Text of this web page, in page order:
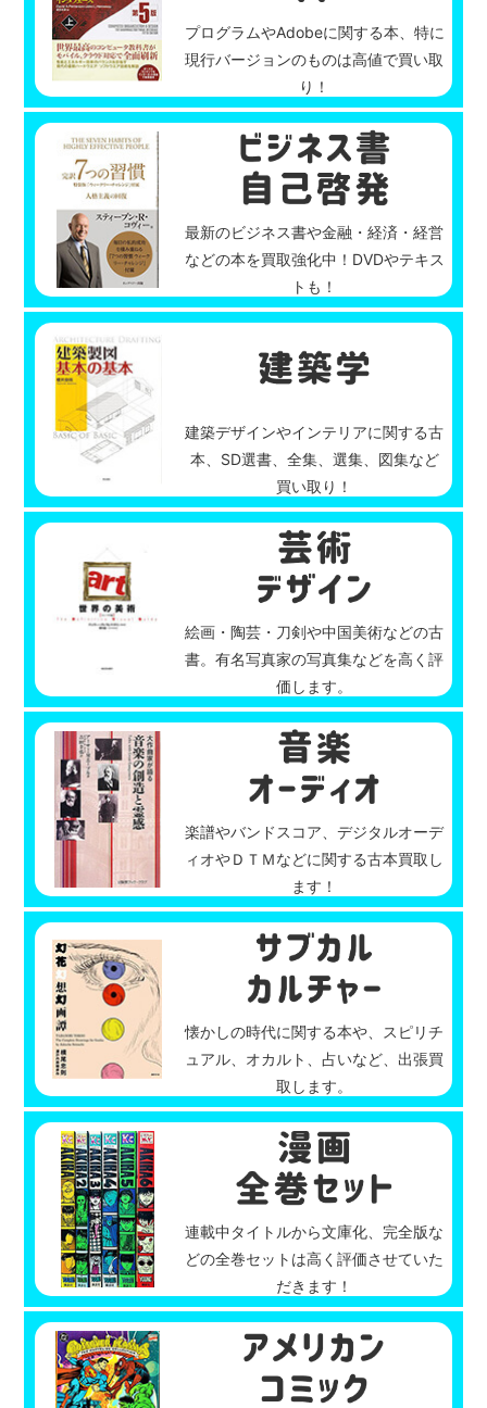
プログラムやAdobeに関する本、特に
現行バージョンのものは高値で買い取
り！
最新のビジネス書や金融・経済・経営
などの本を買取強化中！DVDやテキス
トも！
建築デザインやインテリアに関する古
本、SD選書、全集、選集、図集など
買い取り！
絵画・陶芸・刀剣や中国美術などの古
書。有名写真家の写真集などを高く評
価します。
楽譜やバンドスコア、デジタルオーデ
ィオやＤＴＭなどに関する古本買取し
ます！
懐かしの時代に関する本や、スピリチ
ュアル、オカルト、占いなど、出張買
取します。
連載中タイトルから文庫化、完全版な
どの全巻セットは高く評価させていた
だきます！